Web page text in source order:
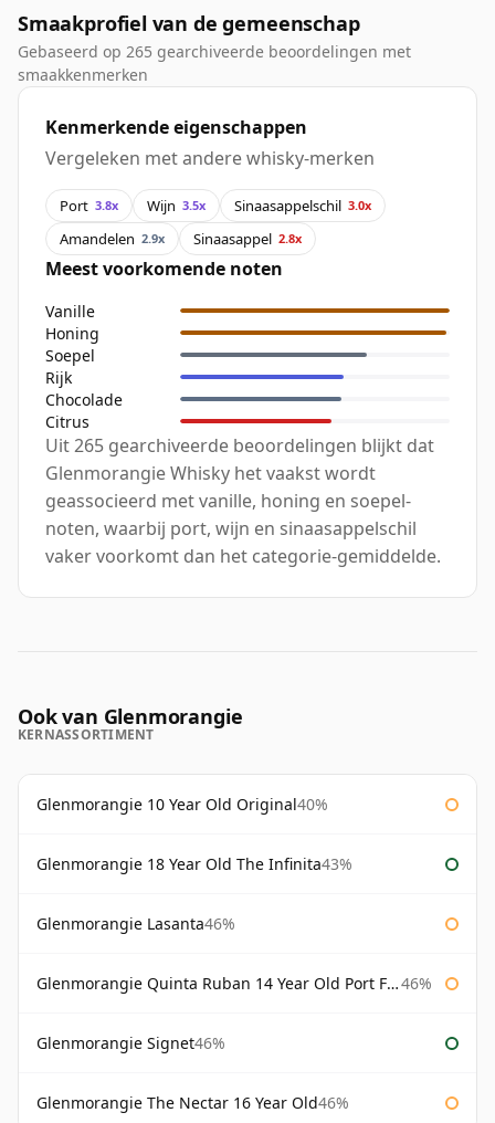
Smaakprofiel van de gemeenschap
Gebaseerd op 265 gearchiveerde beoordelingen met
smaakkenmerken
Kenmerkende eigenschappen
Vergeleken met andere whisky-merken
Port 3.8x Wijn 3.5x Sinaasappelschil 3.0x
Amandelen 2.9x Sinaasappel 2.8x
Meest voorkomende noten
Vanille
Honing
Soepel
Rijk
Chocolade
Citrus
Uit 265 gearchiveerde beoordelingen blijkt dat
Glenmorangie Whisky het vaakst wordt
geassocieerd met vanille, honing en soepel-
noten, waarbij port, wijn en sinaasappelschil
vaker voorkomt dan het categorie-gemiddelde.
Ook van Glenmorangie
KERNASSORTIMENT
Glenmorangie 10 Year Old Original40%
Glenmorangie 18 Year Old The Infinita43%
Glenmorangie Lasanta46%
Glenmorangie Quinta Ruban 14 Year Old Port Finish 46%
Glenmorangie Signet46%
Glenmorangie The Nectar 16 Year Old46%